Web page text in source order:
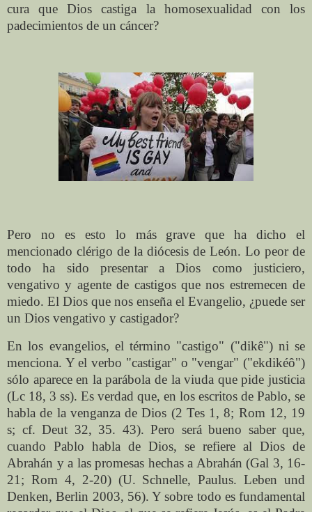
curaque Dios castiga la homosexualidad con los
padecimientos de un cáncer?
Pero no es esto lo más grave que ha dicho el
mencionado clérigo de la diócesis de León. Lo peor de
todo ha sido presentar a Dios como justiciero,
vengativo y agente de castigos que nos estremecen de
miedo. El Dios que nos enseña el Evangelio, ¿puede ser
un Dios vengativo y castigador?
En los evangelios, el término "castigo" ("dikê") ni se
menciona. Y el verbo "castigar" o "vengar" ("ekdikéô")
sólo aparece en la parábola de la viuda que pide justicia
(Lc 18, 3 ss). Es verdad que, en los escritos de Pablo, se
habla de la venganza de Dios (2 Tes 1, 8; Rom 12, 19
s; cf. Deut 32, 35. 43). Pero será bueno saber que,
cuando Pablo habla de Dios, se refiere al Dios de
Abrahán y a las promesas hechas a Abrahán (Gal 3, 16-
21; Rom 4, 2-20) (U. Schnelle, Paulus. Leben und
Denken, Berlin 2003, 56). Y sobre todo es fundamental